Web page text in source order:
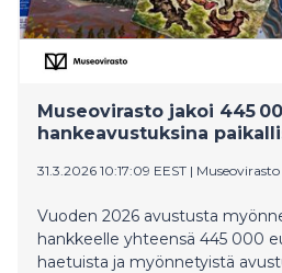
Museovirasto jakoi 445
hankeavustuksina
31.3.2026 10:17:09 EEST | Museovirasto
Vuoden 2026 avustusta
hankkeelle yhteensä 445 000
haetuista ja myönnetyistä